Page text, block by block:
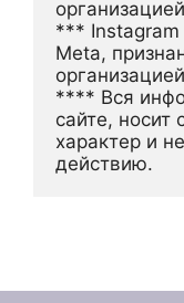
*** Instagram
Meta,
**** Вся
сайте, носит
характер и
действию.